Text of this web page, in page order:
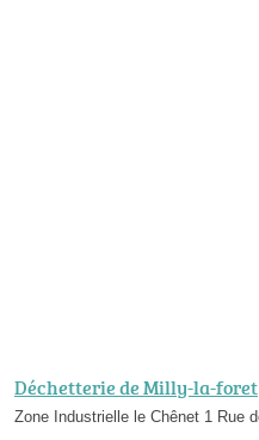
Déchetterie de Milly-la-foret
Zone Industrielle le Chênet 1 Rue